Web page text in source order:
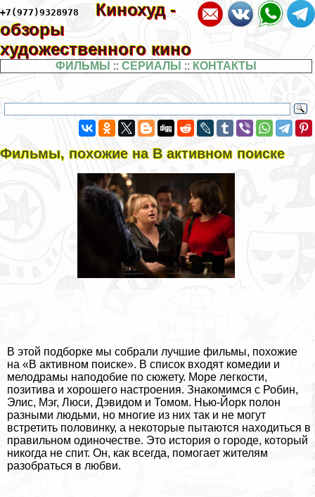
+7(977)9328978
Кинохуд -
обзоры
художественного кино
ФИЛЬМЫ :: СЕРИАЛЫ :: КОНТАКТЫ
Фильмы, похожие на В активном поиске
В этой подборке мы собрали лучшие фильмы, похожие
на «В активном поиске». В список входят комедии и
мелодрамы наподобие по сюжету. Море легкости,
позитива и хорошего настроения. Знакомимся с Робин,
Элис, Мэг, Люси, Дэвидом и Томом. Нью-Йорк полон
разными людьми, но многие из них так и не могут
встретить половинку, а некоторые пытаются находиться в
правильном одиночестве. Это история о городе, который
никогда не спит. Он, как всегда, помогает жителям
разобраться в любви.